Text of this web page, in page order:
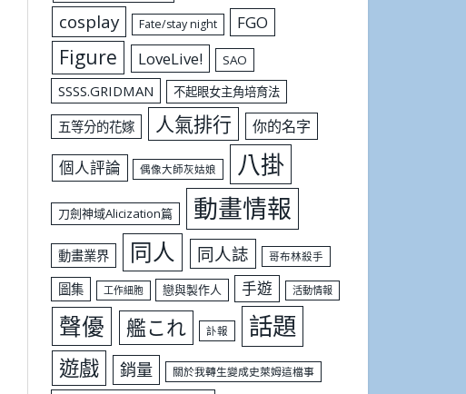
cosplay Fate/stay night FGO
Figure LoveLive! SAO
SSSS.GRIDMAN 不起眼女主角培育法
五等分的花嫁 人氣排行 你的名字
個人評論 偶像大師灰姑娘 八掛
刀劍神域Alicization篇 動畫情報
動畫業界 同人 同人誌 哥布林殺手
圖集 工作細胞 戀與製作人 手遊 活動情報
聲優 艦これ 訃報 話題
遊戲 銷量 關於我轉生變成史萊姆這檔事